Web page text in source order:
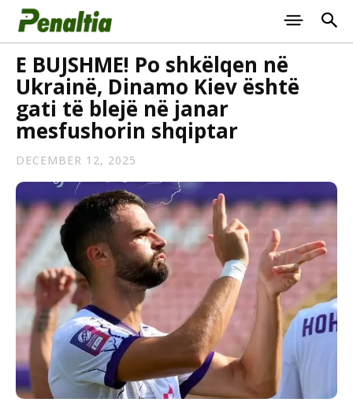
E BUJSHME! Po shkëlqen në
Ukrainë, Dinamo Kiev është
gati të blejë në janar
mesfushorin shqiptar
DECEMBER 12, 2025